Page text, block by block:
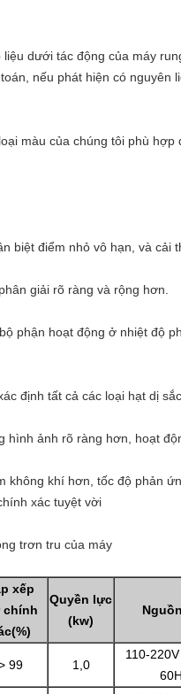
dưới tác động của máy
nếu phát hiện có
màu của chúng tôi phù
biệt điểm nhỏ vô hạn, và cải
giải rõ ràng và rộng hơn.
phận hoạt động ở nhiệt độ
định tất cả các loại hạt dị
ảnh rõ ràng hơn, hoạt
không khí hơn, tốc độ phản
xác tuyệt vời
trơn tru của máy
xếp
chính
Quyền lực
(kw)
99 1,0
110-